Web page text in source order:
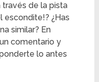
través de la pista
escondite!? ¿Has
similar? En
comentario y
lo antes